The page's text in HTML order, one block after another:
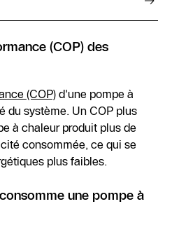
(COP) des
(COP) d'une pompe à
du système. Un COP plus
à chaleur produit plus de
consommée, ce qui se
plus faibles.
une pompe à